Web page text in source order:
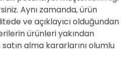
Aynı zamanda, ürün
ve açıklayıcı olduğundan
ürünleri yakından
alma kararlarını olumlu